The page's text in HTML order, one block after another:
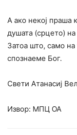
А ако некој праша
душата (срцето) на
Затоа што, само
спознаеме Бог.
Свети Атанасиј
Извор: МПЦ ОА